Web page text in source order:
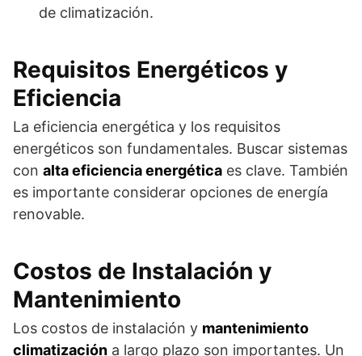
de climatización.
Requisitos Energéticos y
Eficiencia
La eficiencia energética y los requisitos
energéticos son fundamentales. Buscar sistemas
con alta eficiencia energética es clave. También
es importante considerar opciones de energía
renovable.
Costos de Instalación y
Mantenimiento
Los costos de instalación y mantenimiento
climatización a largo plazo son importantes. Un